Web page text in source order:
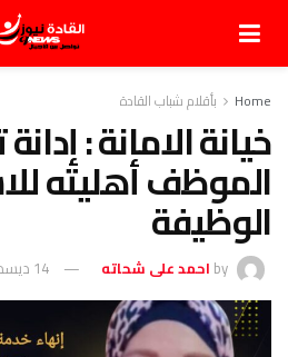
Home بأقلام شباب القادة
خيانة الامانة :
الموظف أهليته
الوظيفة
by احمد على شحاته 14 ديسمبر، 2025